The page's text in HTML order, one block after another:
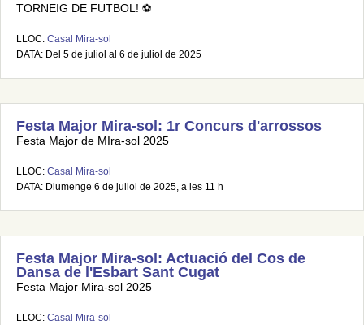
TORNEIG DE FUTBOL! ⚽
LLOC: Casal Mira-sol
DATA: Del 5 de juliol al 6 de juliol de 2025
Festa Major Mira-sol: 1r Concurs d'arrossos
Festa Major de MIra-sol 2025
LLOC: Casal Mira-sol
DATA: Diumenge 6 de juliol de 2025, a les 11 h
Festa Major Mira-sol: Actuació del Cos de
Dansa de l'Esbart Sant Cugat
Festa Major Mira-sol 2025
LLOC: Casal Mira-sol